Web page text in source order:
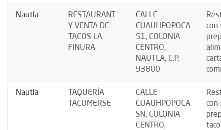
Nautla
RESTAURANT
Y VENTA DE
TACOS LA
FINURA
CALLE
CUAUHPOPOCA
51, COLONIA
CENTRO,
NAUTLA, C.P.
93800
con
Nautla
TAQUERÍA
TACOMERSE
CALLE
CUAUHPOPOCA
SN, COLONIA
CENTRO,
con